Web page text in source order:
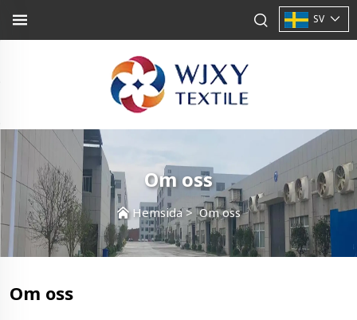
SV
Om oss
Hemsida>Om oss
Om oss